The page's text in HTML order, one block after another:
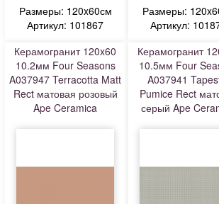
Размеры: 120x60см
Артикул: 101867
Размеры:
Артикул:
Керамогранит 120x60
10.2мм Four Seasons
A037947 Terracotta Matt
Rect матовая розовый
Ape Ceramica
Керамогранит
10.5мм Four
A037941
Pumice Rect
серый Ape